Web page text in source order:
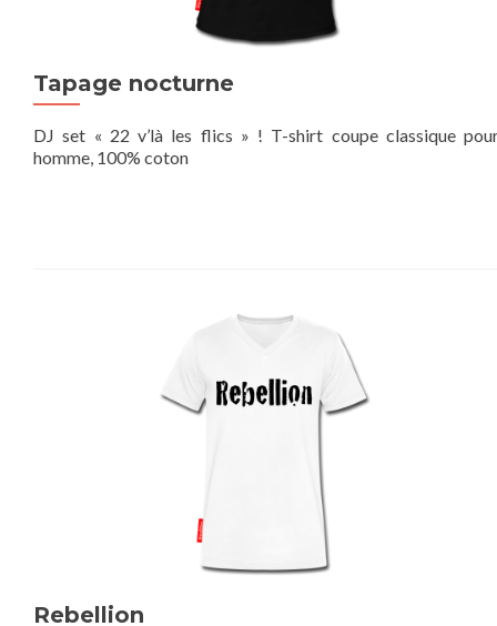
Tapage nocturne
DJ set « 22 v’là les flics » ! T-shirt coupe classique
homme, 100% coton
Rebellion